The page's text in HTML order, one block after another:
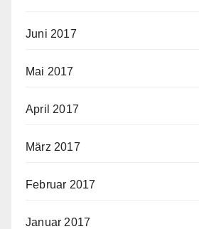
Juni 2017
Mai 2017
April 2017
März 2017
Februar 2017
Januar 2017